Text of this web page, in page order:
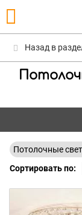
Назад в
Потолочные
Сортировать по: